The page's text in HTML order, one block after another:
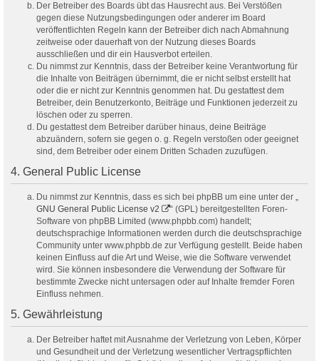
Der Betreiber des Boards übt das Hausrecht aus. Bei Verstößen
gegen diese Nutzungsbedingungen oder anderer im Board
veröffentlichten Regeln kann der Betreiber dich nach Abmahnung
zeitweise oder dauerhaft von der Nutzung dieses Boards
ausschließen und dir ein Hausverbot erteilen.
Du nimmst zur Kenntnis, dass der Betreiber keine Verantwortung für
die Inhalte von Beiträgen übernimmt, die er nicht selbst erstellt hat
oder die er nicht zur Kenntnis genommen hat. Du gestattest dem
Betreiber, dein Benutzerkonto, Beiträge und Funktionen jederzeit zu
löschen oder zu sperren.
Du gestattest dem Betreiber darüber hinaus, deine Beiträge
abzuändern, sofern sie gegen o. g. Regeln verstoßen oder geeignet
sind, dem Betreiber oder einem Dritten Schaden zuzufügen.
4. General Public License
Du nimmst zur Kenntnis, dass es sich bei phpBB um eine unter der „
GNU General Public License v2
“ (GPL) bereitgestellten Foren-
Software von phpBB Limited (www.phpbb.com) handelt;
deutschsprachige Informationen werden durch die deutschsprachige
Community unter www.phpbb.de zur Verfügung gestellt. Beide haben
keinen Einfluss auf die Art und Weise, wie die Software verwendet
wird. Sie können insbesondere die Verwendung der Software für
bestimmte Zwecke nicht untersagen oder auf Inhalte fremder Foren
Einfluss nehmen.
5. Gewährleistung
Der Betreiber haftet mit Ausnahme der Verletzung von Leben, Körper
und Gesundheit und der Verletzung wesentlicher Vertragspflichten